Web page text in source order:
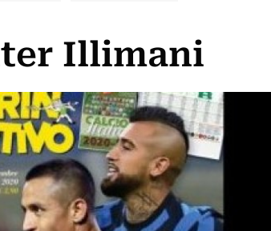
Illimani